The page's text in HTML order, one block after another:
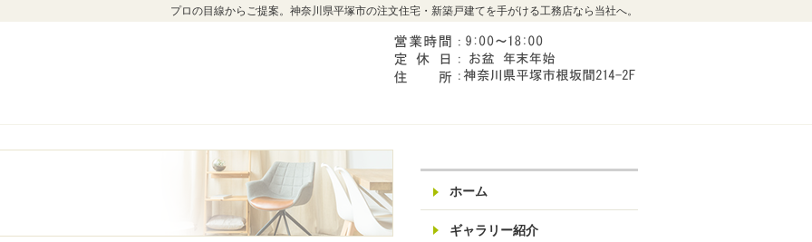
プロの目線からご提案。神奈川県平塚市の注文住宅・新築戸建てを手がける工務店なら当社へ。
ホーム
ギャラリー紹介